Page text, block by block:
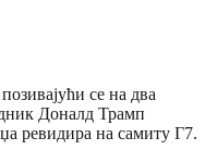
се на два
Доналд Трамп
ревидира на самиту Г7.